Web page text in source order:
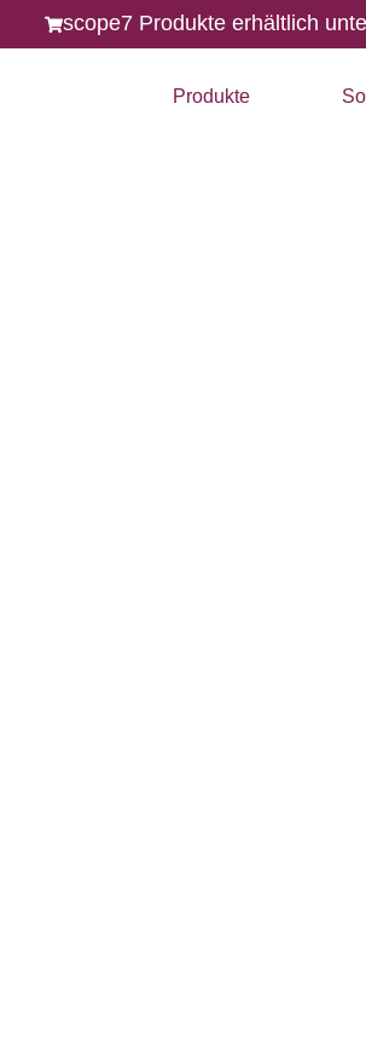
scope7 Produkte erhältlich
Produkte